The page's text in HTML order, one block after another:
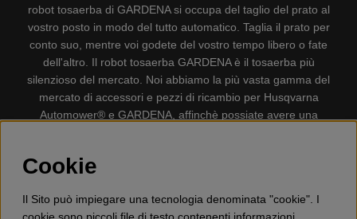
robot tosaerba di GARDENA si occupa del taglio del prato al
vostro posto in modo del tutto automatico. Taglia il prato per
conto suo, mentre voi godete del vostro tempo libero o fate
dell'altro. Il robot tosaerba GARDENA è il tosaerba più
silenzioso del mercato. Noi abbiamo la più vasta gamma del
mercato di accessori e pezzi di ricambio per Husqvarna
Automower® e GARDENA, affinchè possiate avere una
Accessori per la protezione personale, Decespugliatori,
Aspirapolvere, Mototroncatrici, Attrezzature Forestali,
Cookie
Il Sito può impiegare una tecnologia denominata "cookie". I